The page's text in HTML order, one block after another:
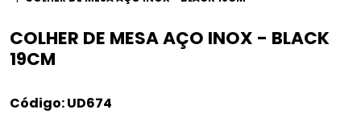
COLHER DE MESA AÇO INOX - BLACK
19CM
Código: UD674